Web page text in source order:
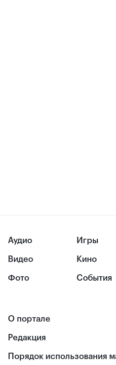
Аудио
Видео
Фото
Игры
Кино
События
О портале
Редакция
Порядок использования